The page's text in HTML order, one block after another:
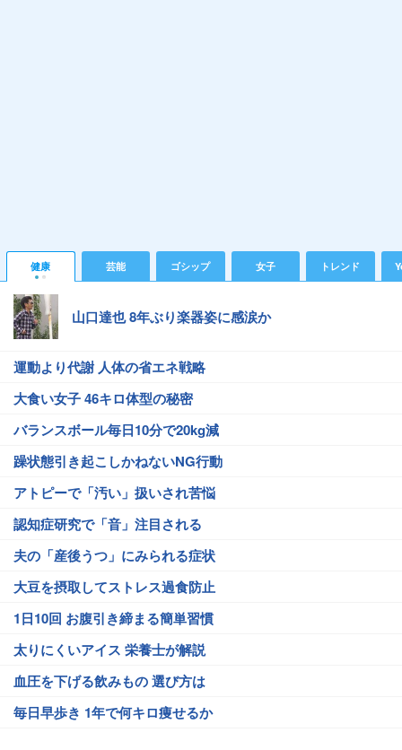
健康 芸能 ゴシップ 女子 トレンド
山口達也 8年ぶり楽器姿に感涙か
運動より代謝 人体の省エネ戦略
大食い女子 46キロ体型の秘密
バランスボール毎日10分で20kg減
躁状態引き起こしかねないNG行動
アトピーで「汚い」扱いされ苦悩
認知症研究で「音」注目される
夫の「産後うつ」にみられる症状
大豆を摂取してストレス過食防止
1日10回 お腹引き締まる簡単習慣
太りにくいアイス 栄養士が解説
血圧を下げる飲みもの 選び方は
毎日早歩き 1年で何キロ痩せるか